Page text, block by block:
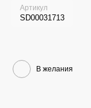
Артикул
SD00031713
В желания